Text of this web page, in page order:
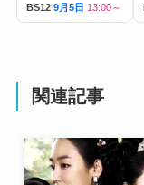
BS12 9月5日 13:00～
関連記事